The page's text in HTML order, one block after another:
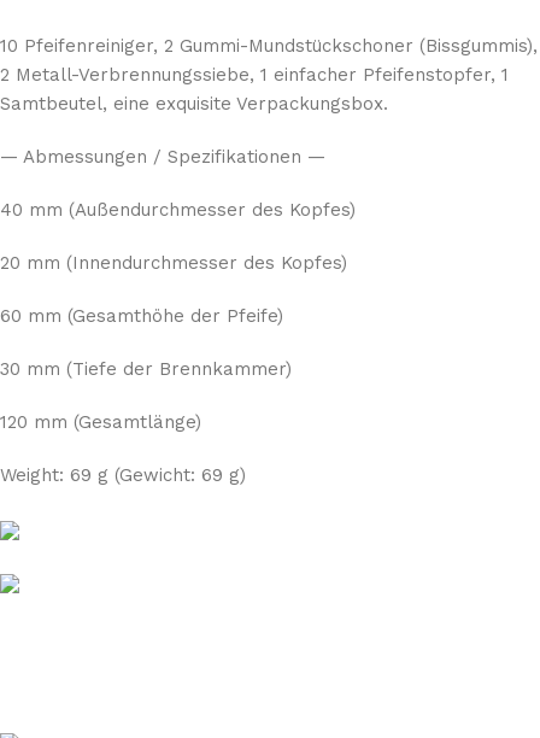
10 Pfeifenreiniger, 2 Gummi-Mundstückschoner (Bissgummis),
2 Metall-Verbrennungssiebe, 1 einfacher Pfeifenstopfer, 1
Samtbeutel, eine exquisite Verpackungsbox.
— Abmessungen / Spezifikationen —
40 mm (Außendurchmesser des Kopfes)
20 mm (Innendurchmesser des Kopfes)
60 mm (Gesamthöhe der Pfeife)
30 mm (Tiefe der Brennkammer)
120 mm (Gesamtlänge)
Weight: 69 g (Gewicht: 69 g)